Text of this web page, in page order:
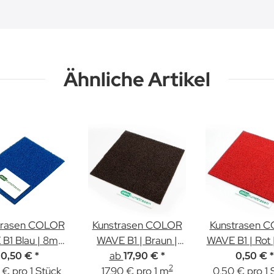
Ähnliche Artikel
COLOR
Blau | 8mm
| Muster
0,50 € *
pro 1 Stück
Kunstrasen COLOR
WAVE B1 | Braun |
8mm Höhe
ab 17,90 € *
17,90 € pro 1 m2
Kunstrasen
WAVE B1 | Rot
| Muster
0,50 € *
0,50 € pro 1